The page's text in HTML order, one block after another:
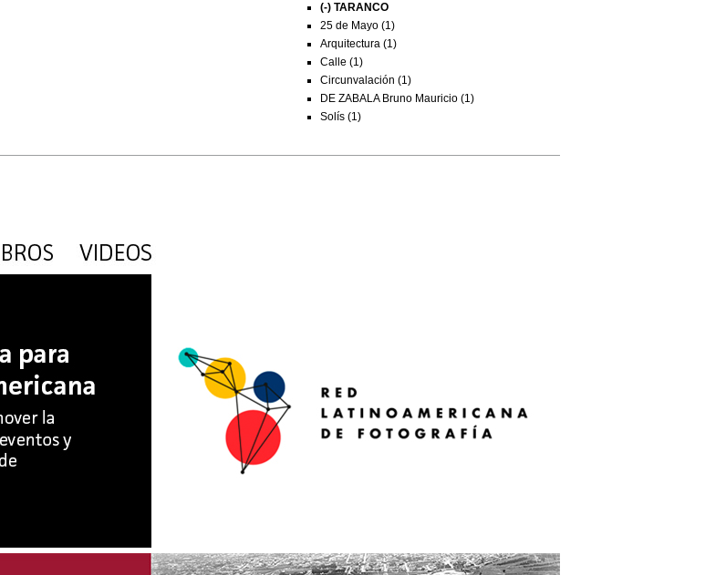
(-) TARANCO
25 de Mayo (1)
Arquitectura (1)
Calle (1)
Circunvalación (1)
DE ZABALA Bruno Mauricio (1)
Solís (1)